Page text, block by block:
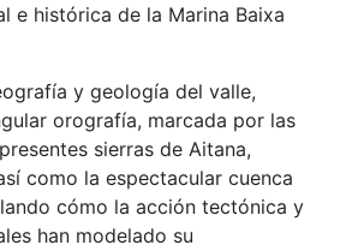
e histórica de la Marina Baixa
y geología del valle,
orografía, marcada por las
sierras de Aitana,
como la espectacular cuenca
cómo la acción tectónica y
han modelado su